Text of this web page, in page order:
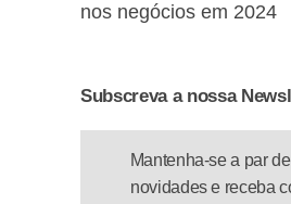
nos negócios em 2024
Subscreva a nossa
Mantenha-se a par
novidades e receba